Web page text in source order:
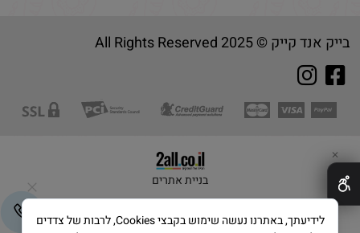
בייק אנד קייק © 2025 All Rights Reserved
בניית אתרים
✕
לידיעתך, באתרנו נעשה שימוש בקבצי Cookies, לרבות של צדדים